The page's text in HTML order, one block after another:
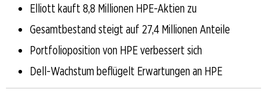
Elliott kauft 8,8 Millionen HPE-Aktien zu
Gesamtbestand steigt auf 27,4 Millionen Anteile
Portfolioposition von HPE verbessert sich
Dell-Wachstum beflügelt Erwartungen an HPE